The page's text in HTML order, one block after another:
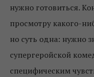
нужно готовиться.
просмотру какого-
но суть одна: нужно
супергеройской
специфическим